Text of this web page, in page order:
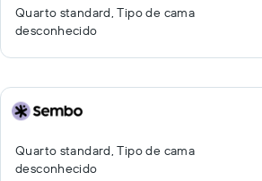
Quarto standard, Tipo de cama
desconhecido
Quarto standard, Tipo de cama
desconhecido